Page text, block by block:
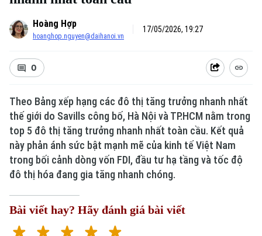
Hoàng Hợp
hoanghop.nguyen@daihanoi.vn
17/05/2026, 19:27
0
Theo Bảng xếp hạng các đô thị tăng trưởng nhanh nhất
thế giới do Savills công bố, Hà Nội và TP.HCM nằm trong
top 5 đô thị tăng trưởng nhanh nhất toàn cầu. Kết quả
này phản ánh sức bật mạnh mẽ của kinh tế Việt Nam
trong bối cảnh dòng vốn FDI, đầu tư hạ tầng và tốc độ
đô thị hóa đang gia tăng nhanh chóng.
Bài viết hay? Hãy đánh giá bài viết